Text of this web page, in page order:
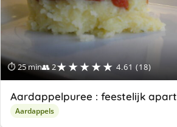
⏱ 25 min👥 2★★★★★ 4.61 (18)
Aardappelpuree : feestelijk apart
Aardappels